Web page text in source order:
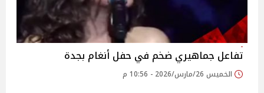
تفاعل جماهيري ضخم في حفل أنغام بجدة
الخميس 26/مارس/2026 - 10:56 م